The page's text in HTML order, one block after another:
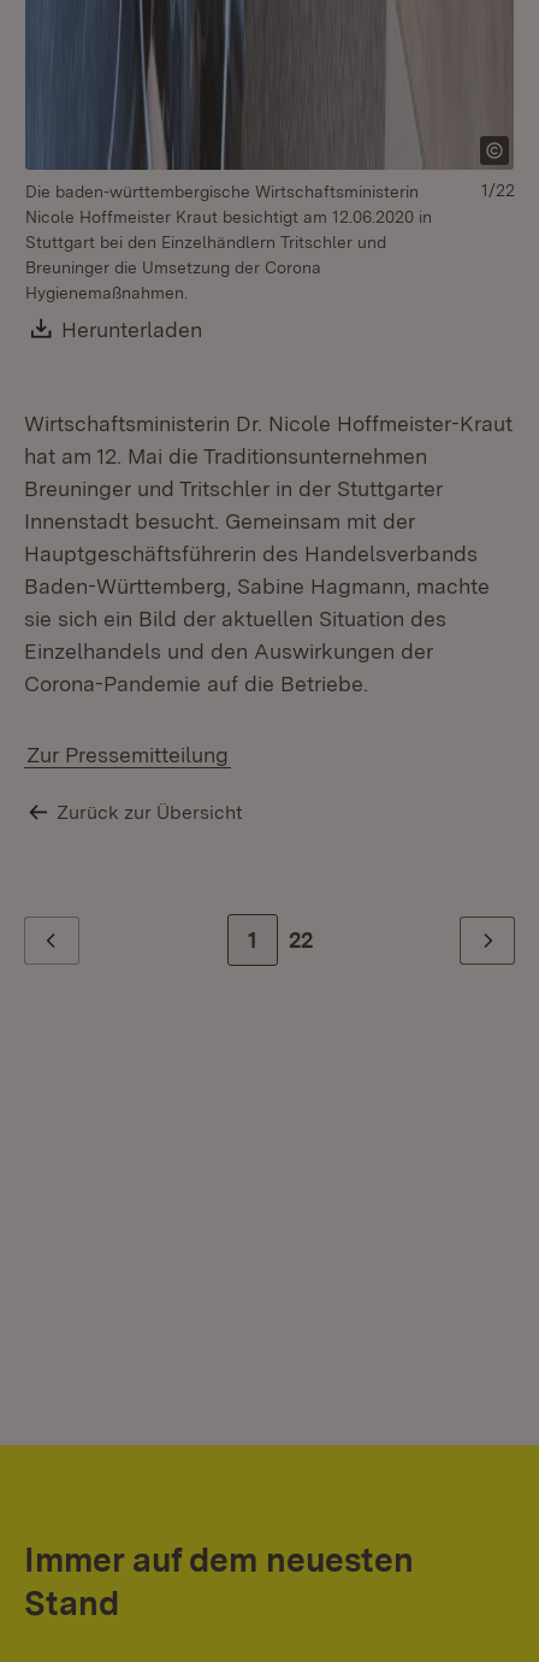
Die baden-württembergische Wirtschaftsministerin
Nicole Hoffmeister Kraut besichtigt am 12.06.2020 in
Stuttgart bei den Einzelhändlern Tritschler und
Breuninger die Umsetzung der Corona
Hygienemaßnahmen.
Download:
Herunterladen
1/22
Wirtschaftsministerin Dr. Nicole Hoffmeister-Kraut
hat am 12. Mai die Traditionsunternehmen
Breuninger und Tritschler in der Stuttgarter
Innenstadt besucht. Gemeinsam mit der
Hauptgeschäftsführerin des Handelsverbands
Baden-Württemberg, Sabine Hagmann, machte
sie sich ein Bild der aktuellen Situation des
Einzelhandels und den Auswirkungen der
Corona-Pandemie auf die Betriebe.
Zur Pressemitteilung
Zurück zur Übersicht
Zur Seite
1 Zur letzten Seite
22 Weiter
Immer auf dem neuesten
Stand